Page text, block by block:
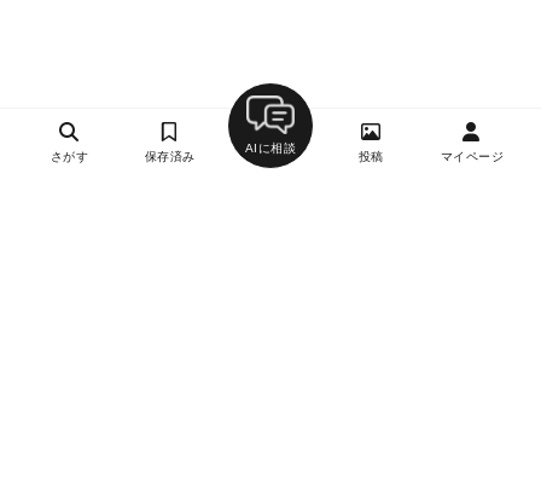
さがす 保存済み
AIに相談
投稿 マイページ